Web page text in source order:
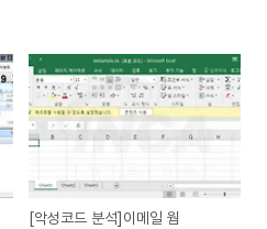
[악성코드 분석]이메일 웜